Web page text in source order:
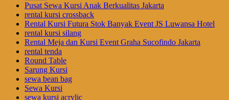
Pusat Sewa Kursi Anak Berkualitas Jakarta
rental kursi crossback
Rental Kursi Futura Stok Banyak Event JS Luwansa Hotel
rental kursi silang
Rental Meja dan Kursi Event Graha Sucofindo Jakarta
rental tenda
Round Table
Sarung Kursi
sewa bean bag
Sewa Kursi
sewa kursi acrylic